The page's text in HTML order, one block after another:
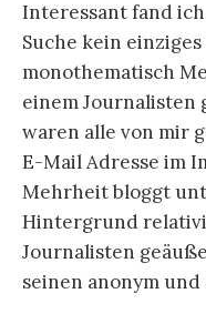
Interessant fand
Suche kein
monothematisch
einem
waren alle von mir
E-Mail Adresse im
Mehrheit bloggt
Hintergrund
Journalisten
seinen anonym